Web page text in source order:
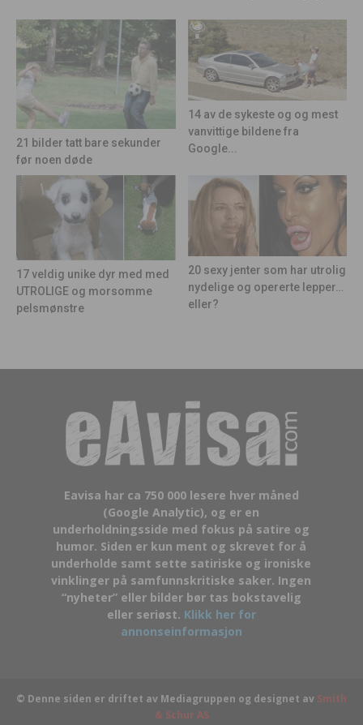
21 bilder tatt bare sekunder
før noen døde
14 av de sykeste og og mest
vanvittige bildene fra
Google...
17 veldig unike dyr med med
UTROLIGE og morsomme
pelsmønstre
20 sexy jenter som har utrolig
nydelige og opererte lepper…
eller?
Eavisa har ca 750 000 lesere hver måned
(Google Analytic), og er en
underholdningsside med fokus på satire og
humor. Siden er kun ment og skrevet for å
underholde samt sette satiriske og ironiske
vinklinger på samfunnskritiske saker. Ingen
“nyheter” eller bilder bør tas bokstavelig
eller seriøst. Klikk her for
annonseinformasjon
© Denne siden er driftet av Mediagruppen og designet av Smith
& Schur AS